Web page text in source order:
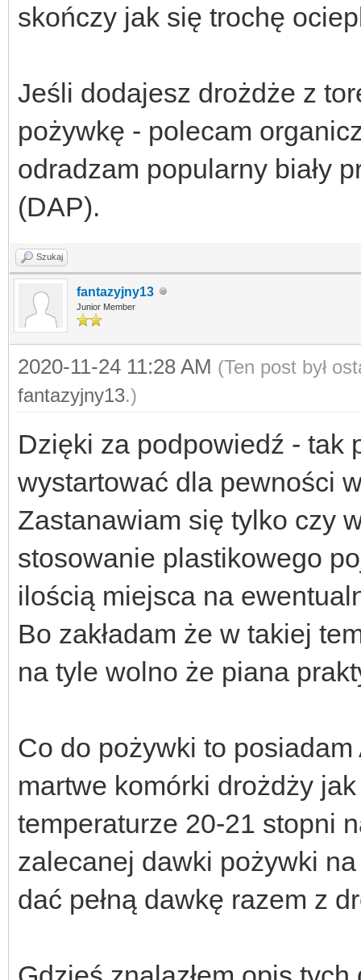
skończy jak się trochę
Jeśli dodajesz drożdże z
pożywkę - polecam
odradzam popularny biały
(DAP).
Szukaj
fantazyjny13
Junior Member
2020-11-24 11:28 AM (Ten post był
fantazyjny13.)
Dzięki za podpowiedź - tak
wystartować dla pewności
Zastanawiam się tylko czy
stosowanie plastikowego
ilością miejsca na
Bo zakładam że w takiej
na tyle wolno że piana
Co do pożywki to
martwe komórki drożdży
temperaturze 20-21 stopni
zalecanej dawki pożywki
dać pełną dawkę razem z